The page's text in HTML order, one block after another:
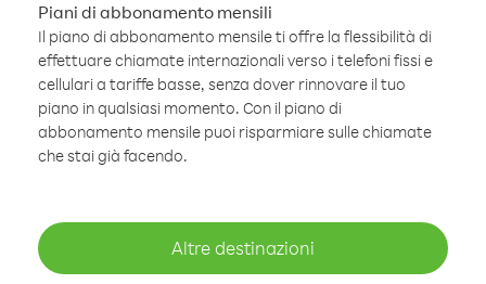
Piani di abbonamento mensili
Il piano di abbonamento mensile ti offre la flessibilità di
effettuare chiamate internazionali verso i telefoni fissi e
cellulari a tariffe basse, senza dover rinnovare il tuo
piano in qualsiasi momento. Con il piano di
abbonamento mensile puoi risparmiare sulle chiamate
che stai già facendo.
Altre destinazioni